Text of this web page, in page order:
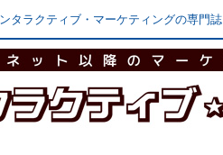
タラクティブ・マーケティングの専門